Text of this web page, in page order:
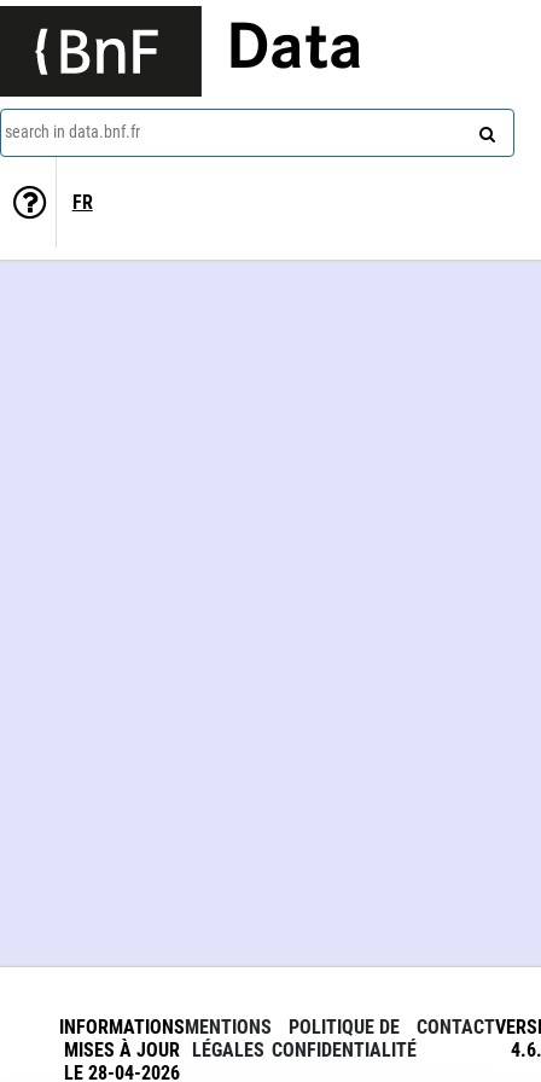
Data
search in data.bnf.fr
FR
INFORMATIONS
MISES À JOUR
LE 28-04-2026
MENTIONS
LÉGALES
POLITIQUE DE
CONFIDENTIALITÉ
CONTACT